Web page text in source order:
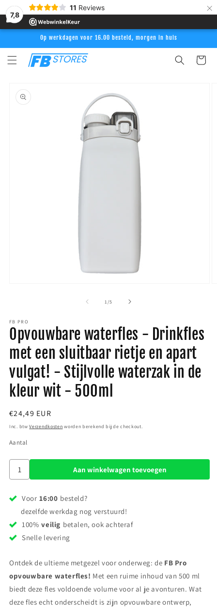
7,8
11 Reviews ×
Meteen
naar de
content
Op werkdagen voor 16.00 besteld, morgen in huis
in
modaal
1 /van
5
FB PRO
Opvouwbare waterfles - Drinkfles
met een sluitbaar rietje en apart
vulgat! - Stijlvolle waterzak in de
kleur wit - 500ml
Normale
prijs
€24,49 EUR
Inc. btwVerzendkosten worden berekend bij de checkout.
Aantal
Aan winkelwagen toevoegen
Voor 16:00 besteld?
dezelfde werkdag nog verstuurd!
100% veilig betalen, ook achteraf
Snelle levering
Ontdek de ultieme metgezel voor onderweg: de FB Pro
opvouwbare waterfles! Met een ruime inhoud van 500 ml
biedt deze fles voldoende volume voor al je avonturen. Wat
deze fles echt onderscheidt is zijn opvouwbare ontwerp,